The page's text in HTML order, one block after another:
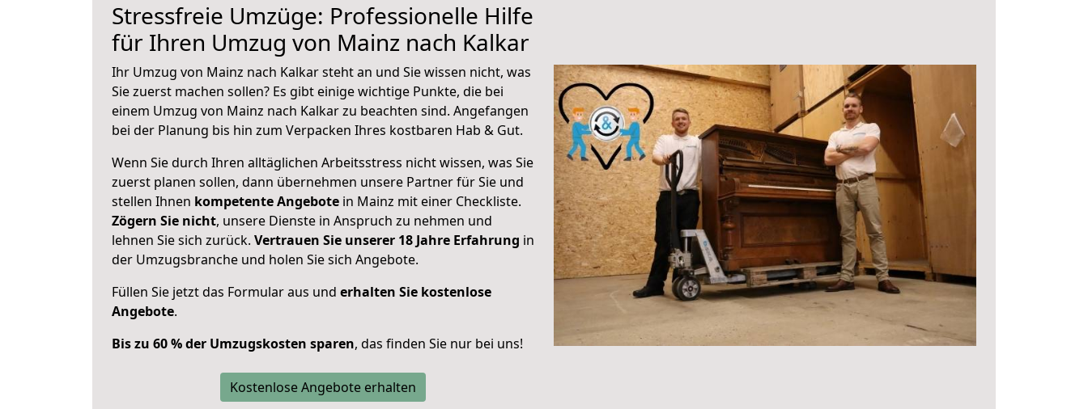
Stressfreie Umzüge: Professionelle Hilfe
für Ihren Umzug von Mainz nach Kalkar
Ihr Umzug von Mainz nach Kalkar steht an und Sie wissen nicht, was
Sie zuerst machen sollen? Es gibt einige wichtige Punkte, die bei
einem Umzug von Mainz nach Kalkar zu beachten sind. Angefangen
bei der Planung bis hin zum Verpacken Ihres kostbaren Hab & Gut.
Wenn Sie durch Ihren alltäglichen Arbeitsstress nicht wissen, was Sie
zuerst planen sollen, dann übernehmen unsere Partner für Sie und
stellen Ihnen kompetente Angebote in Mainz mit einer Checkliste.
Zögern Sie nicht, unsere Dienste in Anspruch zu nehmen und
lehnen Sie sich zurück. Vertrauen Sie unserer 18 Jahre Erfahrung in
der Umzugsbranche und holen Sie sich Angebote.
Füllen Sie jetzt das Formular aus und erhalten Sie kostenlose
Angebote.
Bis zu 60 % der Umzugskosten sparen, das finden Sie nur bei uns!
Kostenlose Angebote erhalten